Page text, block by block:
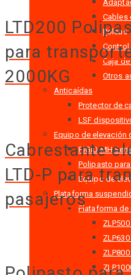
Cables
Poleas
Control
Caja
Otros
Anticaídas
Protector de
LSF
Equipo de elevación
RIGID MH
Polipasto
Equipo de
Plataforma
Plataforma de
LTD200
para
2000KG
Cabrestante
LTD-P para
pasajeros